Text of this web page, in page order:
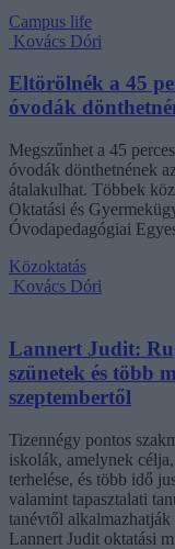
Campus life
Kovács Dóri
Eltörölnék a 45
óvodák
Megszűnhet a 45
óvodák dönthetnének
átalakulhat. Többek
Oktatási és
Óvodapedagógiai
Közoktatás
Kovács Dóri
Lannert Judit:
szünetek és több
szeptembertől
Tizennégy pontos
iskolák, amelynek
terhelése, és több idő
valamint tapasztalati
tanévtől
Lannert Judit oktatási